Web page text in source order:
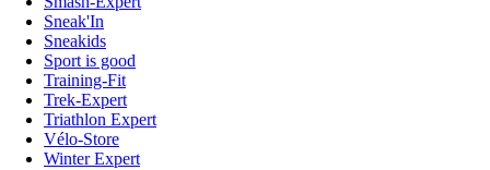
Sneak'In
Sneakids
Sport is good
Training-Fit
Trek-Expert
Triathlon Expert
Vélo-Store
Winter Expert